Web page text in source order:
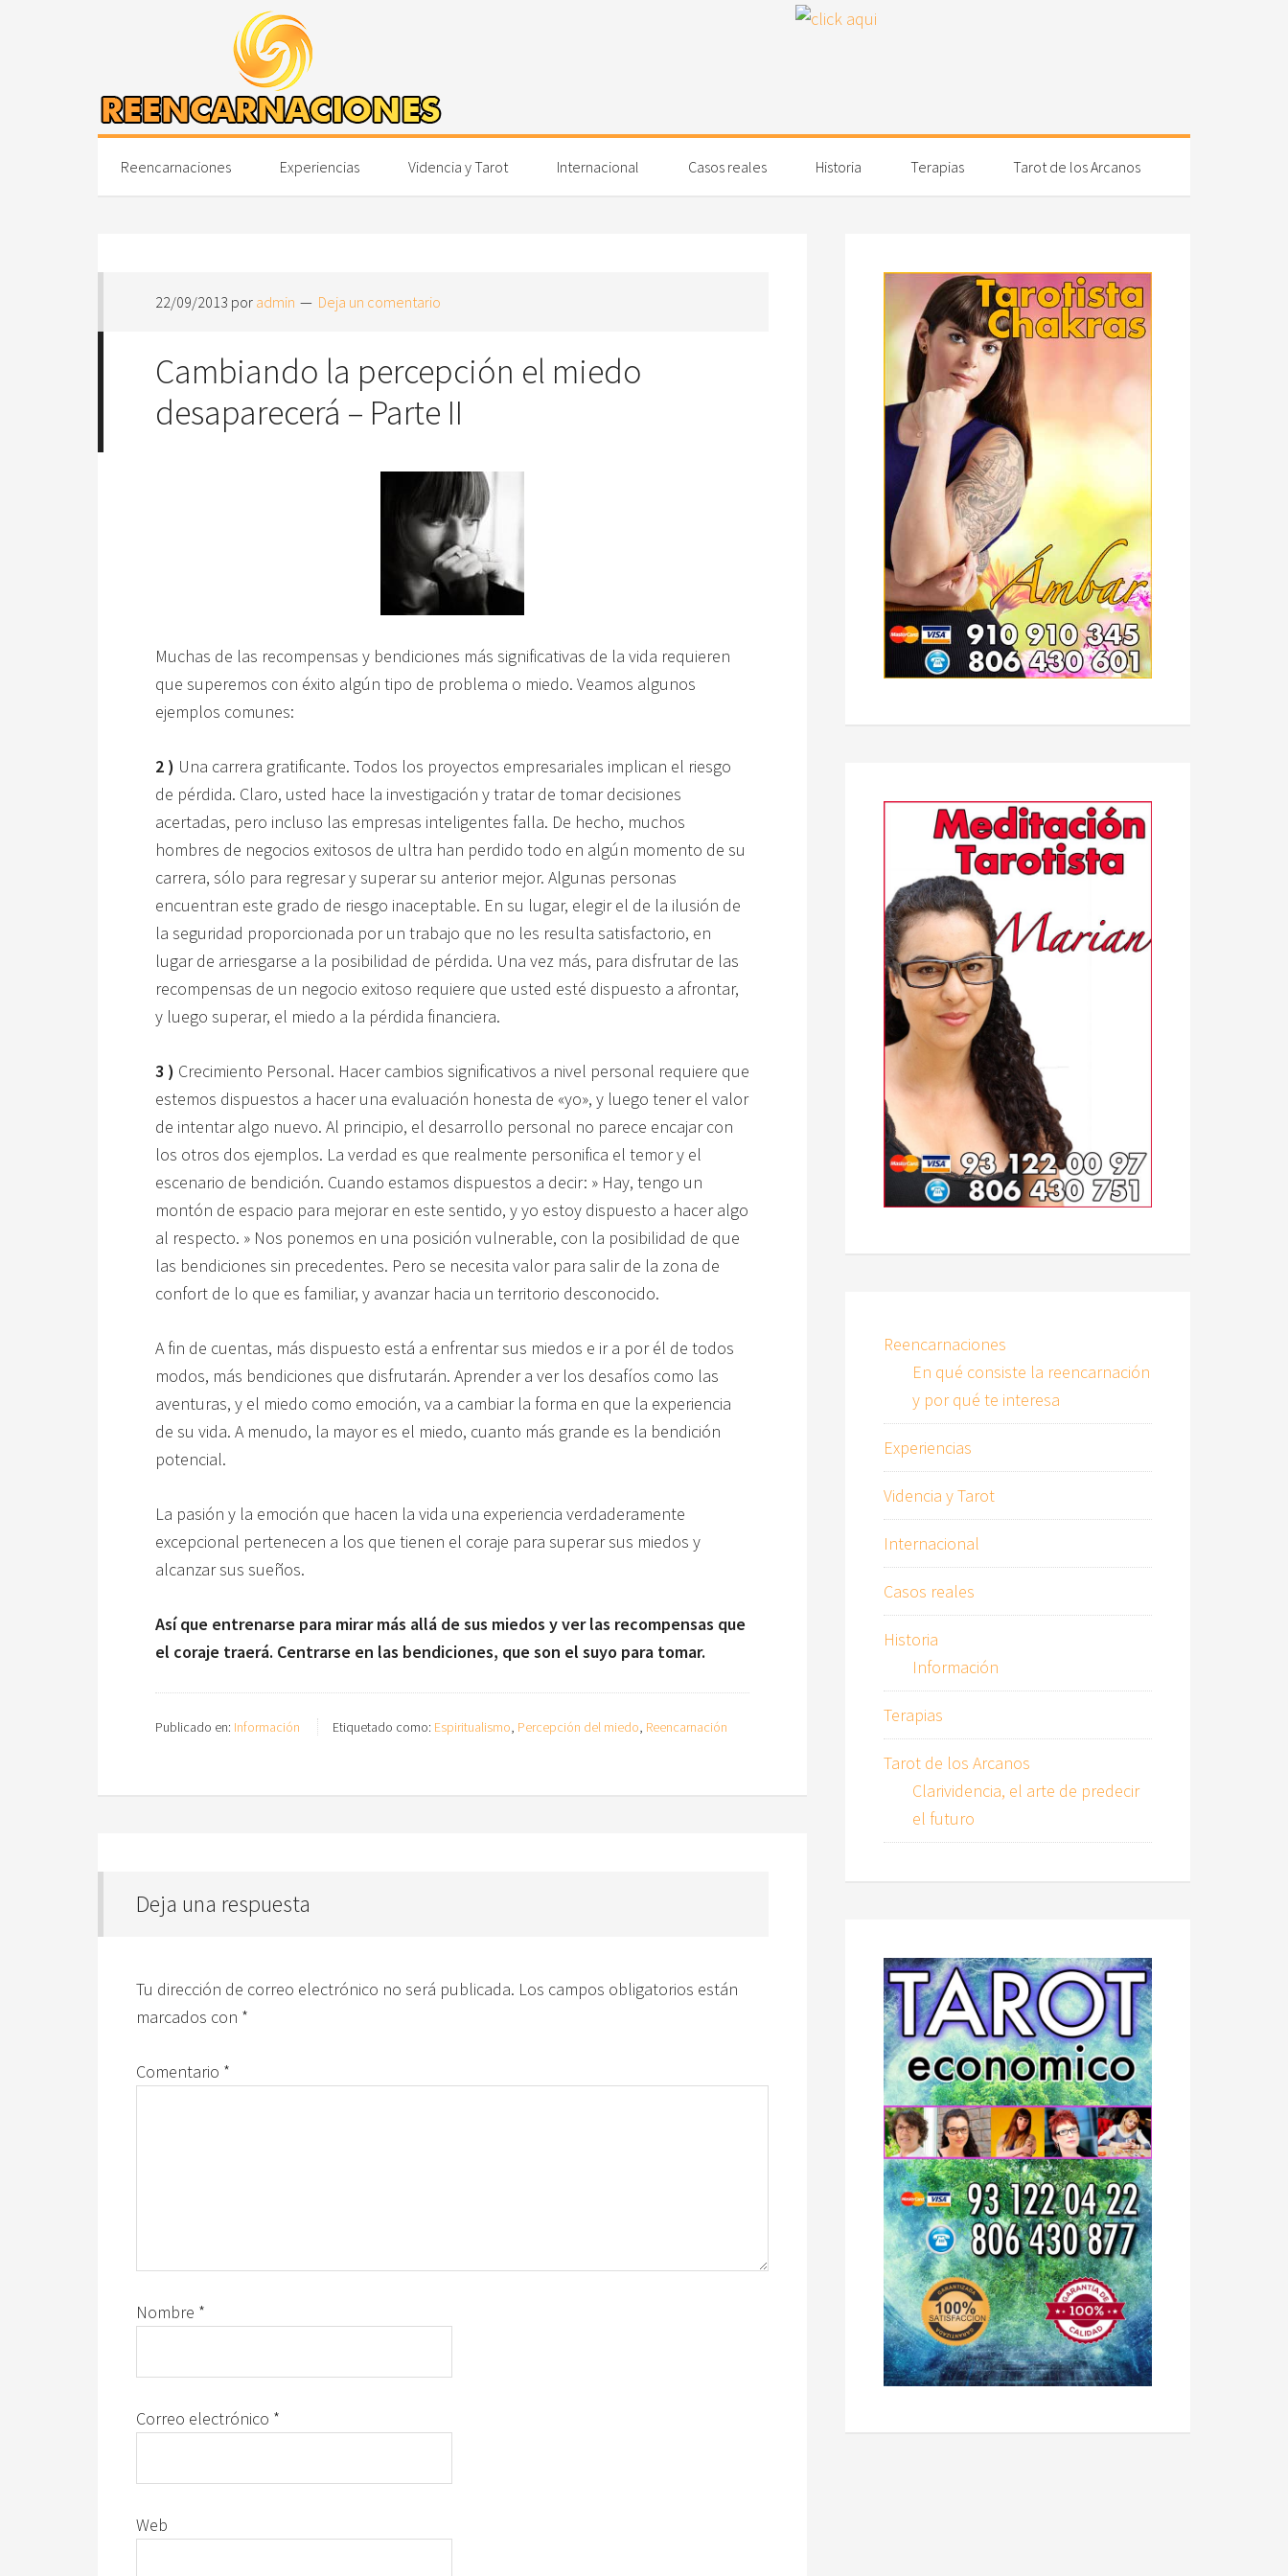
Reencarnaciones Experiencias Videncia y Tarot Internacional Casos reales Historia Terapias Tarot de los Arcanos
22/09/2013 por admin Deja un comentario
Cambiando la percepción el miedo
desaparecerá – Parte II
Muchas de las recompensas y bendiciones más significativas de la vida requieren
que superemos con éxito algún tipo de problema o miedo. Veamos algunos
ejemplos comunes:
2 ) Una carrera gratificante. Todos los proyectos empresariales implican el riesgo
de pérdida. Claro, usted hace la investigación y tratar de tomar decisiones
acertadas, pero incluso las empresas inteligentes falla. De hecho, muchos
hombres de negocios exitosos de ultra han perdido todo en algún momento de su
carrera, sólo para regresar y superar su anterior mejor. Algunas personas
encuentran este grado de riesgo inaceptable. En su lugar, elegir el de la ilusión de
la seguridad proporcionada por un trabajo que no les resulta satisfactorio, en
lugar de arriesgarse a la posibilidad de pérdida. Una vez más, para disfrutar de las
recompensas de un negocio exitoso requiere que usted esté dispuesto a afrontar,
y luego superar, el miedo a la pérdida financiera.
3 ) Crecimiento Personal. Hacer cambios significativos a nivel personal requiere que
estemos dispuestos a hacer una evaluación honesta de «yo», y luego tener el valor
de intentar algo nuevo. Al principio, el desarrollo personal no parece encajar con
los otros dos ejemplos. La verdad es que realmente personifica el temor y el
escenario de bendición. Cuando estamos dispuestos a decir: » Hay, tengo un
montón de espacio para mejorar en este sentido, y yo estoy dispuesto a hacer algo
al respecto. » Nos ponemos en una posición vulnerable, con la posibilidad de que
las bendiciones sin precedentes. Pero se necesita valor para salir de la zona de
confort de lo que es familiar, y avanzar hacia un territorio desconocido.
A fin de cuentas, más dispuesto está a enfrentar sus miedos e ir a por él de todos
modos, más bendiciones que disfrutarán. Aprender a ver los desafíos como las
aventuras, y el miedo como emoción, va a cambiar la forma en que la experiencia
de su vida. A menudo, la mayor es el miedo, cuanto más grande es la bendición
potencial.
La pasión y la emoción que hacen la vida una experiencia verdaderamente
excepcional pertenecen a los que tienen el coraje para superar sus miedos y
alcanzar sus sueños.
Así que entrenarse para mirar más allá de sus miedos y ver las recompensas que
el coraje traerá. Centrarse en las bendiciones, que son el suyo para tomar.
Publicado en: Información Etiquetado como: Espiritualismo, Percepción del miedo, Reencarnación
Deja una respuesta
Tu dirección de correo electrónico no será publicada. Los campos obligatorios están
marcados con *
Comentario *
Nombre *
Correo electrónico *
Web
Reencarnaciones
En qué consiste la reencarnación
y por qué te interesa
Experiencias
Videncia y Tarot
Internacional
Casos reales
Historia
Información
Terapias
Tarot de los Arcanos
Clarividencia, el arte de predecir
el futuro